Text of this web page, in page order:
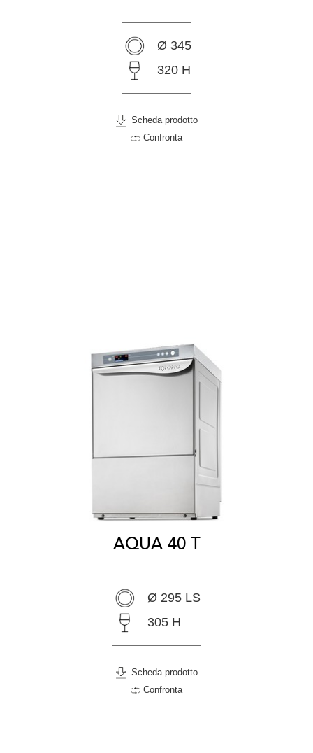
Ø 345
320 H
Scheda prodotto
Confronta
AQUA 40 T
Ø 295 LS
305 H
Scheda prodotto
Confronta